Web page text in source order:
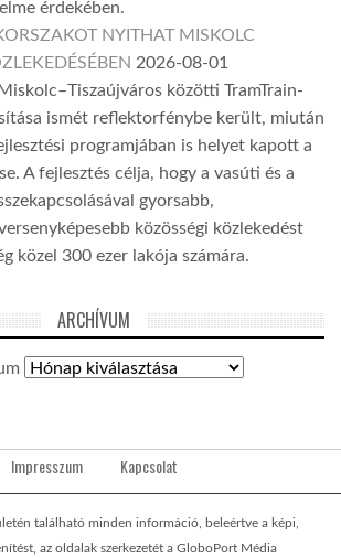
érdekében.
NYITHAT MISKOLC
2026-08-01
közötti TramTrain-
ismét reflektorfénybe került, miután
programjában is helyet kapott a
A fejlesztés célja, hogy a vasúti és a
gyorsabb,
közösségi közlekedést
közel 300 ezer lakója számára.
ARCHÍVUM
Impresszum Kapcsolat
található minden információ, beleértve a képi,
az oldalak szerkezetét a GloboPort Média